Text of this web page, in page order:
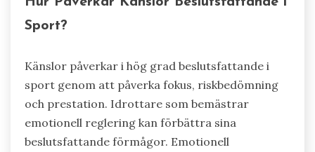
Sport?
Känslor påverkar i hög grad beslutsfattande i
sport genom att påverka fokus, riskbedömning
och prestation. Idrottare som bemästrar
emotionell reglering kan förbättra sina
beslutsfattande förmågor. Emotionell